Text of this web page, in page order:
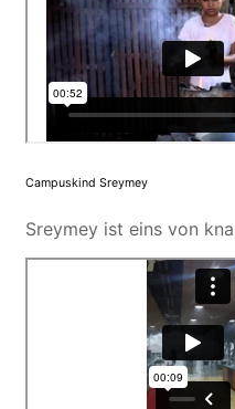
Campuskind Sreymey
Sreymey ist eins von